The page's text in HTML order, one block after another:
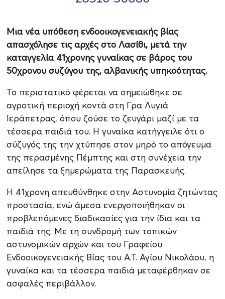
Μια νέα υπόθεση ενδοοικογενειακής βίας
απασχόλησε τις αρχές στο Λασίθι, μετά την
καταγγελία 41χρονης γυναίκας σε βάρος του
50χρονου συζύγου της, αλβανικής υπηκοότητας.
Το περιστατικό φέρεται να σημειώθηκε σε
αγροτική περιοχή κοντά στη Γρα Λυγιά
Ιεράπετρας, όπου ζούσε το ζευγάρι μαζί με τα
τέσσερα παιδιά του. Η γυναίκα κατήγγειλε ότι ο
σύζυγός της την χτύπησε στον μηρό το απόγευμα
της περασμένης Πέμπτης και στη συνέχεια την
απείλησε τα ξημερώματα της Παρασκευής.
Η 41χρονη απευθύνθηκε στην Αστυνομία ζητώντας
προστασία, ενώ άμεσα ενεργοποιήθηκαν οι
προβλεπόμενες διαδικασίες για την ίδια και τα
παιδιά της. Με τη συνδρομή των τοπικών
αστυνομικών αρχών και του Γραφείου
Ενδοοικογενειακής Βίας του Α.Τ. Αγίου Νικολάου, η
γυναίκα και τα τέσσερα παιδιά μεταφέρθηκαν σε
ασφαλές περιβάλλον.